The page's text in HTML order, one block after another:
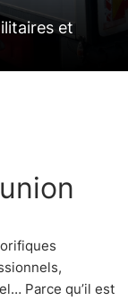
et
Parce qu’il est